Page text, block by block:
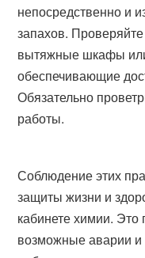
непосредственно и
запахов.
вытяжные шкафы
обеспечивающие
Обязательно
работы.
Соблюдение этих
защиты жизни и
кабинете химии. Это
возможные аварии